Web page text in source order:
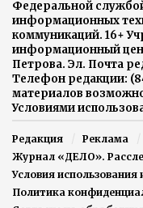
Федеральной
информационных
коммуникаций. 16+
информационный
Петрова. Эл. Почта
Телефон редакции:
материалов
Условиями
Редакция Реклама
Журнал «ДЕЛО».
Условия использования
Политика